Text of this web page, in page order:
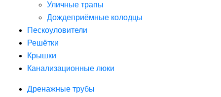
Уличные трапы
Дождеприёмные колодцы
Пескоуловители
Решётки
Крышки
Канализационные люки
Дренажные трубы